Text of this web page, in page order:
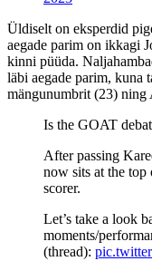
Üldiselt on eksperdid
aegade parim on ikkagi
kinni püüda.
läbi aegade parim, kuna
mängunumbrit (23) ning
Is the GOAT
After passing
now sits at the
scorer.
Let’s take a look
moments/
(thread):